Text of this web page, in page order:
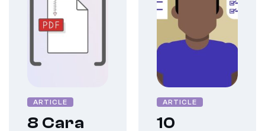
ARTICLE
8 Cara
ARTICLE
10